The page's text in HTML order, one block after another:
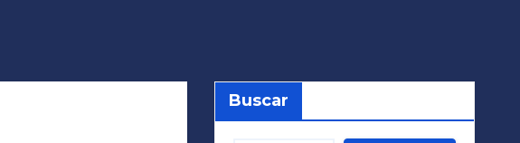
Buscar